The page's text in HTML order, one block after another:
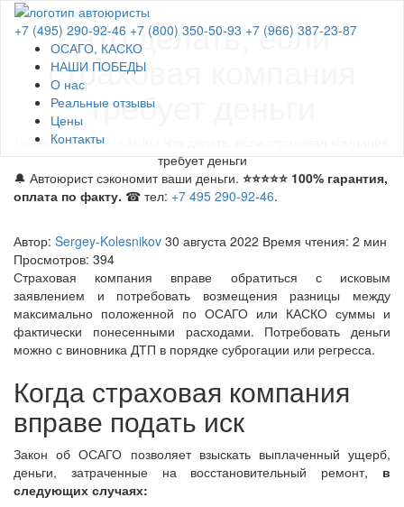
+7 (495) 290-92-46 +7 (800) 350-50-93 +7 (966) 387-23-87
ОСАГО, КАСКО
НАШИ ПОБЕДЫ
О нас
Реальные отзывы
Цены
Контакты
Что делать, если
страховая компания
требует деньги
Главная ОСАГО, КАСКО
требует деньги
🔔 Автоюрист сэкономит ваши деньги. ⭐⭐⭐⭐⭐ 100% гарантия,
оплата по факту. ☎ тел: +7 495 290-92-46.
Автор: Sergey-Kolesnikov 30 августа 2022 Время чтения: 2 мин
Просмотров: 394
Страховая компания вправе обратиться с исковым
заявлением и потребовать возмещения разницы между
максимально положенной по ОСАГО или КАСКО суммы и
фактически понесенными расходами. Потребовать деньги
можно с виновника ДТП в порядке суброгации или регресса.
Когда страховая компания
вправе подать иск
Закон об ОСАГО позволяет взыскать выплаченный ущерб,
деньги, затраченные на восстановительный ремонт, в
следующих случаях: